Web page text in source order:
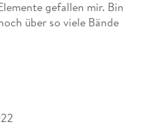
gefallen mir. Bin
über so viele Bände